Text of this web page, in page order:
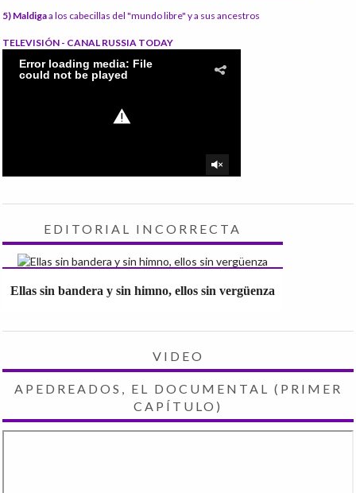
5) Maldigaa los cabecillas del "mundo libre" y a sus ancestros
TELEVISIÓN - CANAL RUSSIA TODAY
EDITORIAL INCORRECTA
Ellas sin bandera y sin himno, ellos sin vergüenza
VIDEO
APEDREADOS, EL DOCUMENTAL (PRIMER
CAPÍTULO)